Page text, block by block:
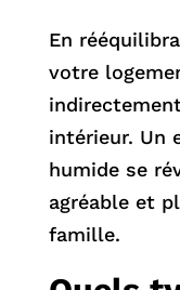
En
votre
intérieur. Un
humide se
agréable et
famille.